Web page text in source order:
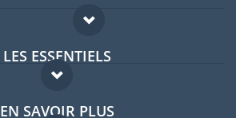
LES ESSENTIELS
Forum expatriés
EN SAVOIR PLUS